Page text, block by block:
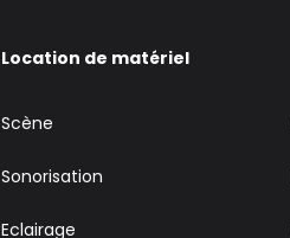
Location de matériel
Scène
Sonorisation
Eclairage